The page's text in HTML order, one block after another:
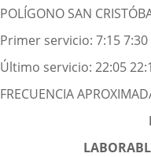
POLÍGONO SAN
Primer servicio: 7:15 7:30
Último servicio: 22:05
FRECUENCIA